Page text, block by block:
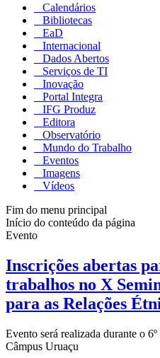
Calendários
Bibliotecas
EaD
Internacional
Dados Abertos
Serviços de TI
Inovação
Portal Integra
IFG Produz
Editora
Observatório
Mundo do Trabalho
Eventos
Imagens
Vídeos
Fim do menu principal
Início do conteúdo da página
Evento
Inscrições abertas
trabalhos no X
para as Relações
Evento será realizada durante o
Câmpus Uruaçu